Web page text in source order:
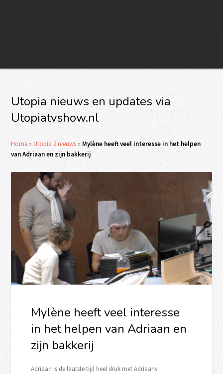
Utopia nieuws en updates via
Utopiatvshow.nl
Home »Utopia 2 nieuws » Mylène heeft veel interesse in het helpen
van Adriaan en zijn bakkerij
Mylène heeft veel interesse
in het helpen van Adriaan en
zijn bakkerij
Adriaan is de laatste tijd heel druk met Adriaans